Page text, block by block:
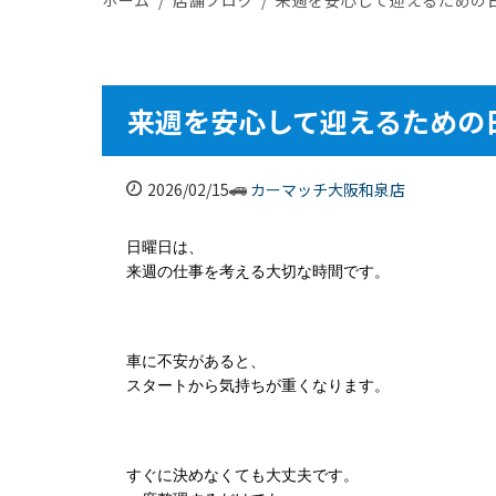
来週を安心して迎えるための
2026/02/15 カーマッチ大阪和泉店
日曜日は、
来週の仕事を考える大切な時間です。
車に不安があると、
スタートから気持ちが重くなります。
すぐに決めなくても大丈夫です。